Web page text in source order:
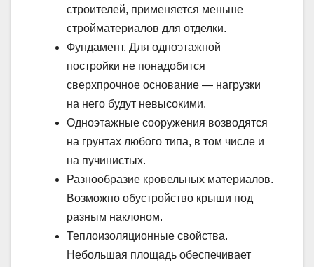
строителей, применяется меньше
стройматериалов для отделки.
Фундамент. Для одноэтажной
постройки не понадобится
сверхпрочное основание — нагрузки
на него будут невысокими.
Одноэтажные сооружения возводятся
на грунтах любого типа, в том числе и
на пучинистых.
Разнообразие кровельных материалов.
Возможно обустройство крыши под
разным наклоном.
Теплоизоляционные свойства.
Небольшая площадь обеспечивает